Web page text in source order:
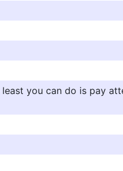
you can do is pay